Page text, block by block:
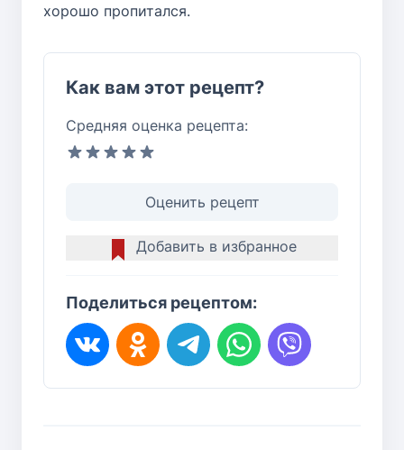
хорошо пропитался.
Как вам этот рецепт?
Средняя оценка рецепта:
Оценить рецепт
Добавить в избранное
Поделиться рецептом: